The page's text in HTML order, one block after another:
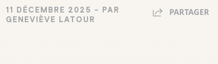
11 DÉCEMBRE 2025 - PAR
GENEVIÈVE LATOUR
PARTAGER